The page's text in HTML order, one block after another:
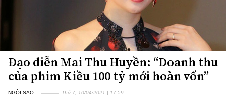
Đạo diễn Mai Thu Huyền: “Doanh thu
của phim Kiều 100 tỷ mới hoàn vốn”
NGÔI SAO Thứ 7, 10/04/2021 | 17:59